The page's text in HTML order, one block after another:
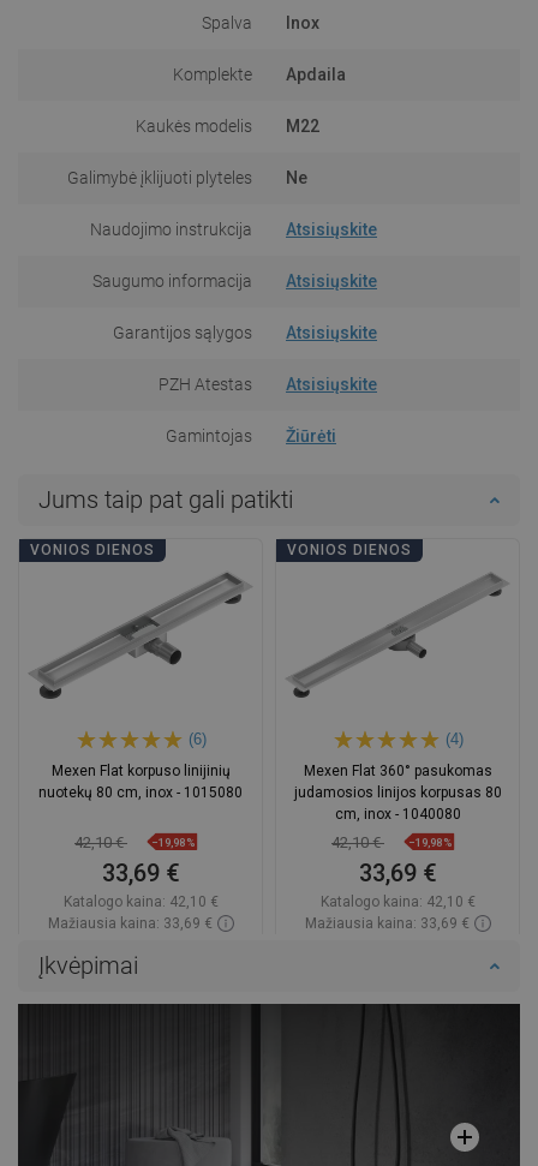
Spalva Inox
Komplekte Apdaila
Kaukės modelis M22
Galimybė įklijuoti plyteles Ne
Naudojimo instrukcija Atsisiųskite
Saugumo informacija Atsisiųskite
Garantijos sąlygos Atsisiųskite
PZH Atestas Atsisiųskite
Gamintojas Žiūrėti
Jums taip pat gali patikti
VONIOS DIENOS
(6)
Mexen Flat korpuso linijinių
nuotekų 80 cm, inox - 1015080
42,10 € −19,98%
33,69 €
Katalogo kaina: 42,10 €
Mažiausia kaina: 33,69 €
VONIOS DIENOS
(4)
Mexen Flat 360° pasukomas
judamosios linijos korpusas 80
cm, inox - 1040080
42,10 € −19,98%
33,69 €
Katalogo kaina: 42,10 €
Mažiausia kaina: 33,69 €
Įkvėpimai